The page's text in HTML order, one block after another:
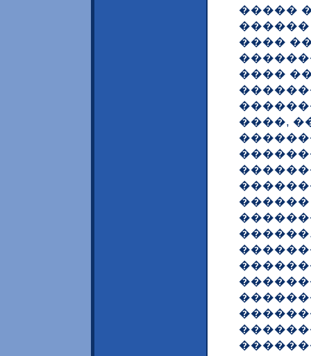
�����
����
����
����,